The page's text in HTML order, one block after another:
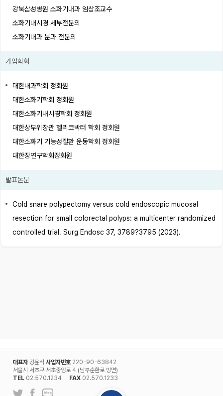
강북삼성병원 소화기내과 임상조교수
소화기내시경 세부전문의
소화기내과 분과 전문의
가입학회
대한내과학회 정회원
대한소화기학회 정회원
대한소화기내시경학회 정회원
대한상부위장관 헬리코박터 학회 정회원
대한소화기 기능성질환 운동학회 정회원
대한장연구학회정회원
발표논문
Cold snare polypectomy versus cold endoscopic mucosal
resection for small colorectal polyps: a multicenter randomized
controlled trial. Surg Endosc 37, 3789?3795 (2023).
대표자강윤식 사업자번호220-90-63842
서울시 서초구 서초중앙로 4 (남부순환로 방면)
TEL 02.570.1234 FAX 02.570.1233